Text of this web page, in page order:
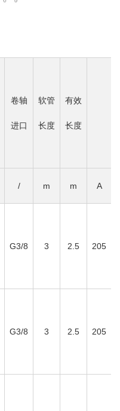
卷轴
进口
软管
长度
有效
长度
/ m m A
G3/8 3 2.5 205
G3/8 3 2.5 205